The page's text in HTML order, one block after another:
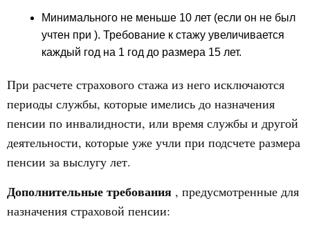
Минимального не меньше 10 лет (если он не был
учтен при ). Требование к стажу увеличивается
каждый год на 1 год до размера 15 лет.
При расчете страхового стажа из него исключаются
периоды службы, которые имелись до назначения
пенсии по инвалидности, или время службы и другой
деятельности, которые уже учли при подсчете размера
пенсии за выслугу лет.
Дополнительные требования , предусмотренные для
назначения страховой пенсии: